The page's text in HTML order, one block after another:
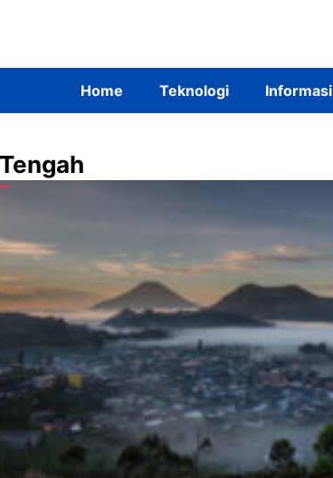
Home Teknologi Informasi